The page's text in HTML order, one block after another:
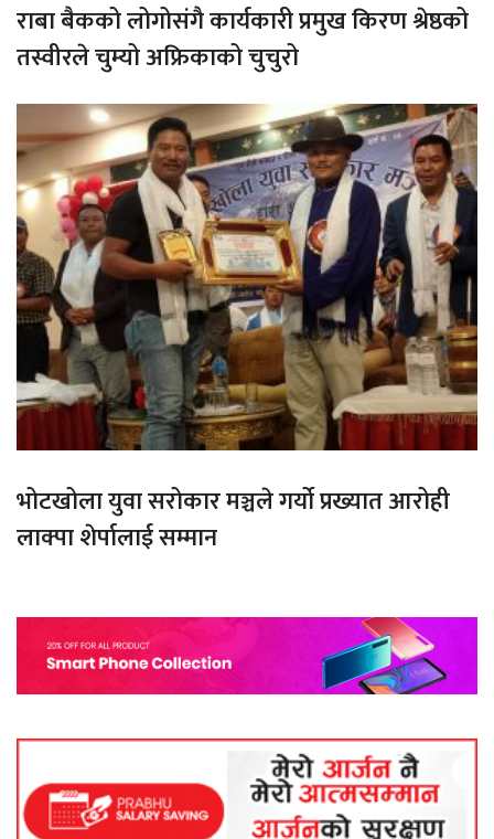
राबा बैकको लोगोसंगै कार्यकारी प्रमुख किरण श्रेष्ठको
तस्वीरले चुम्यो अफ्रिकाको चुचुरो
भोटखोला युवा सरोकार मञ्चले गर्यो प्रख्यात आरोही
लाक्पा शेर्पालाई सम्मान